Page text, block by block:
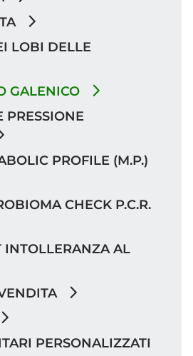
LOBI DELLE
GALENICO
PRESSIONE
PROFILE (M.P.)
CHECK P.C.R.
INTOLLERANZA AL
PERSONALIZZATI